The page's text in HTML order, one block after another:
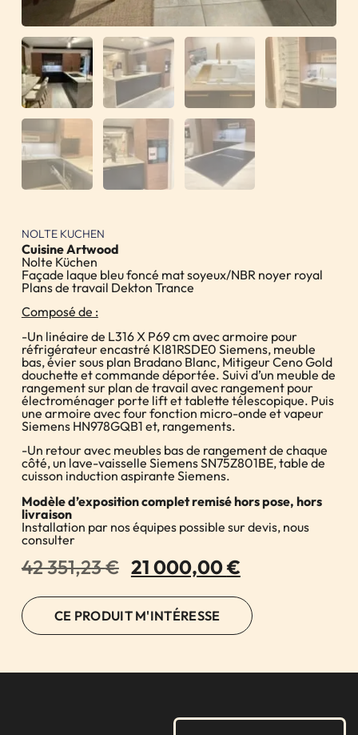
NOLTE KUCHEN
Cuisine Artwood
Nolte Küchen
Façade laque bleu foncé mat soyeux/NBR noyer royal
Plans de travail Dekton Trance
Composé de :
-Un linéaire de L316 X P69 cm avec armoire pour
réfrigérateur encastré KI81RSDE0 Siemens, meuble
bas, évier sous plan Bradano Blanc, Mitigeur Ceno Gold
douchette et commande déportée. Suivi d’un meuble de
rangement sur plan de travail avec rangement pour
électroménager porte lift et tablette télescopique. Puis
une armoire avec four fonction micro-onde et vapeur
Siemens HN978GQB1 et, rangements.
-Un retour avec meubles bas de rangement de chaque
côté, un lave-vaisselle Siemens SN75Z801BE, table de
cuisson induction aspirante Siemens.
Modèle d’exposition complet remisé hors pose, hors
livraison
Installation par nos équipes possible sur devis, nous
consulter
42 351,23€ 21 000,00€
CE PRODUIT M'INTÉRESSE